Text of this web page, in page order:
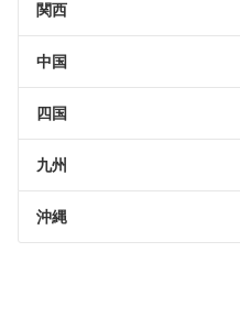
関西
中国
四国
九州
沖縄